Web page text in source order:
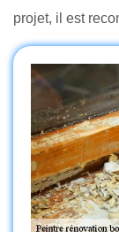
projet, il est